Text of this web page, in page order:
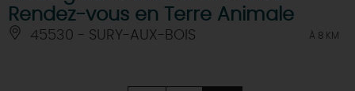
Rendez-vous en Terre Animale
45530 - SURY-AUX-BOIS À 8 KM